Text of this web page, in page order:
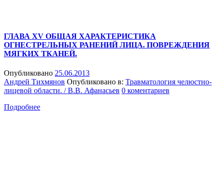
ГЛАВА XV ОБЩАЯ ХАРАКТЕРИСТИКА
ОГНЕСТРЕЛЬНЫХ РАНЕНИЙ ЛИЦА. ПОВРЕЖДЕНИЯ
МЯГКИХ ТКАНЕЙ.
Опубликовано 25.06.2013
Андрей Тихмянов Опубликовано в: Травматология челюстно-
лицевой области. / В.В. Афанасьев 0 коментариев
Подробнее